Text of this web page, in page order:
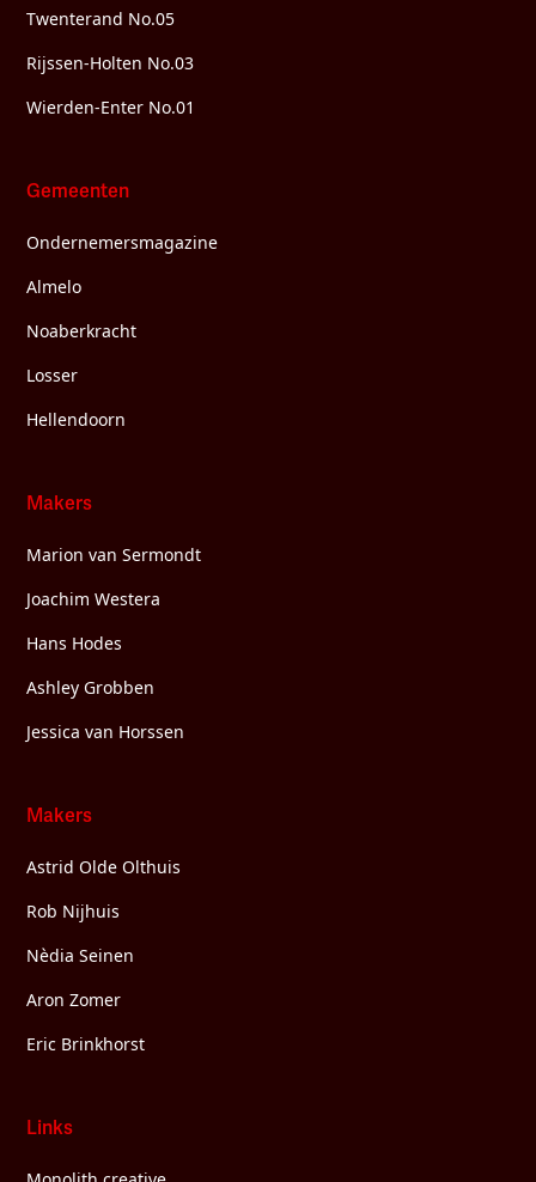
Twenterand No.05
Rijssen-Holten No.03
Wierden-Enter No.01
Gemeenten
Ondernemersmagazine
Almelo
Noaberkracht
Losser
Hellendoorn
Makers
Marion van Sermondt
Joachim Westera
Hans Hodes
Ashley Grobben
Jessica van Horssen
Makers
Astrid Olde Olthuis
Rob Nijhuis
Nèdia Seinen
Aron Zomer
Eric Brinkhorst
Links